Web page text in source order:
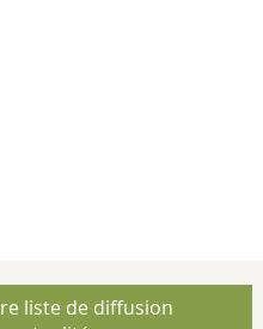
liste de diffusion